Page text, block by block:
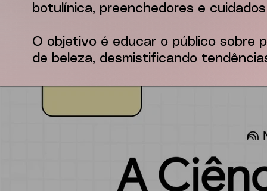
botulínica, preenchedores e
O objetivo é educar o público sobre
de beleza, desmistificando